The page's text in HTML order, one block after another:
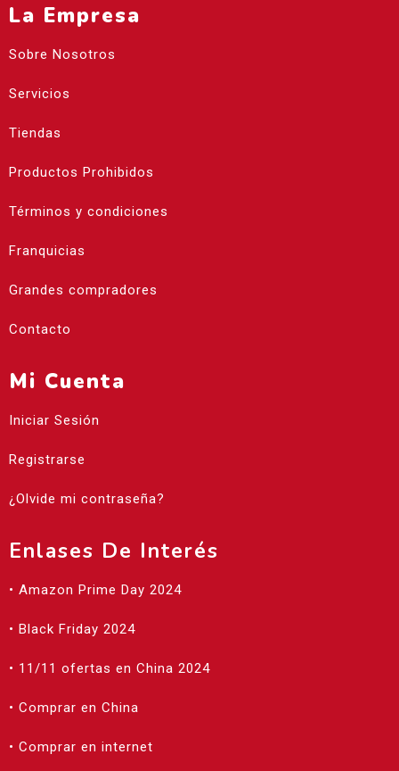
La Empresa
Sobre Nosotros
Servicios
Tiendas
Productos Prohibidos
Términos y condiciones
Franquicias
Grandes compradores
Contacto
Mi Cuenta
Iniciar Sesión
Registrarse
¿Olvide mi contraseña?
Enlases De Interés
• Amazon Prime Day 2024
• Black Friday 2024
• 11/11 ofertas en China 2024
• Comprar en China
• Comprar en internet